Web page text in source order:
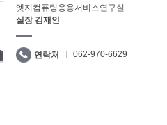
엣지컴퓨팅응용서비스연구실
실장 김재인
연락처 062-970-6629